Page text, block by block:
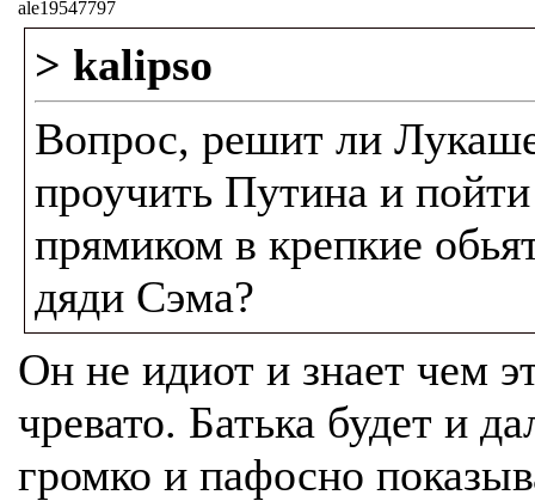
ale19547797
> kalipso
Вопрос, решит ли
проучить Путина и пойти
прямиком в крепкие
дяди Сэма?
Он не идиот и знает чем
чревато. Батька будет и
громко и пафосно